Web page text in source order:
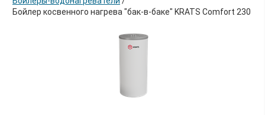
Бойлер косвенного нагрева "бак-в-баке" KRATS Comfort 230